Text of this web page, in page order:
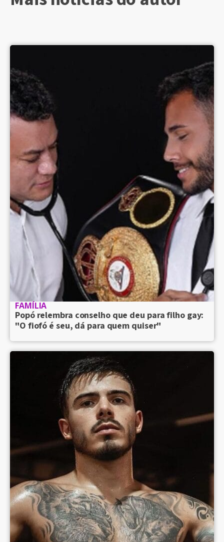
FAMÍLIA
Popó relembra conselho que deu para filho gay:
"O fiofó é seu, dá para quem quiser"